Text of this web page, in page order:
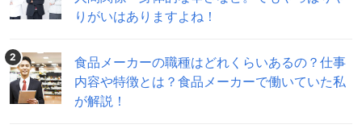
りがいはありますよね！
2
食品メーカーの職種はどれくらいあるの？仕事
内容や特徴とは？食品メーカーで働いていた私
が解説！